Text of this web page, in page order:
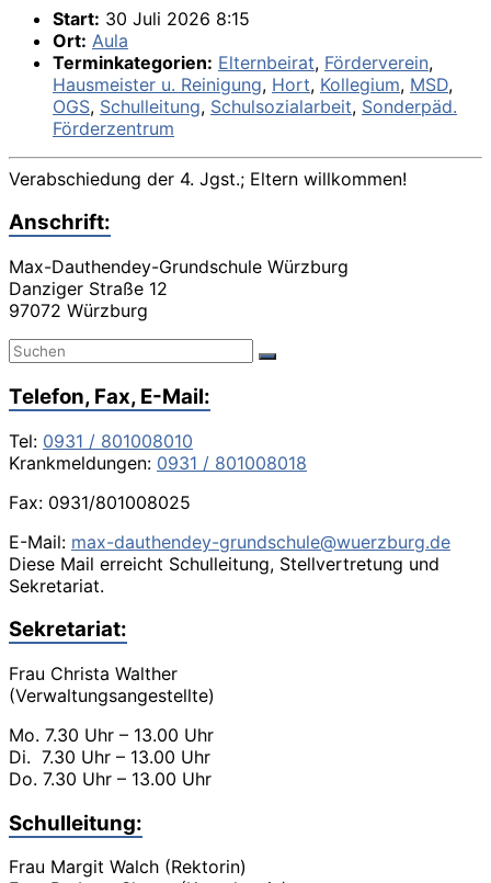
Start: 30 Juli 2026 8:15
Ort: Aula
Terminkategorien: Elternbeirat, Förderverein,
Hausmeister u. Reinigung, Hort, Kollegium, MSD,
OGS, Schulleitung, Schulsozialarbeit, Sonderpäd.
Förderzentrum
Verabschiedung der 4. Jgst.; Eltern willkommen!
Anschrift:
Max-Dauthendey-Grundschule Würzburg
Danziger Straße 12
97072 Würzburg
Telefon, Fax, E-Mail:
Tel: 0931 / 801008010
Krankmeldungen: 0931 / 801008018
Fax: 0931/801008025
E-Mail: max-dauthendey-grundschule@wuerzburg.de
Diese Mail erreicht Schulleitung, Stellvertretung und
Sekretariat.
Sekretariat:
Frau Christa Walther
(Verwaltungsangestellte)
Mo. 7.30 Uhr – 13.00 Uhr
Di. 7.30 Uhr – 13.00 Uhr
Do. 7.30 Uhr – 13.00 Uhr
Schulleitung:
Frau Margit Walch (Rektorin)